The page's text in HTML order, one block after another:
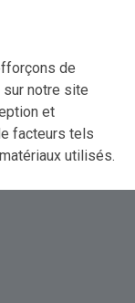
de
notre site
et
facteurs tels
utilisés.